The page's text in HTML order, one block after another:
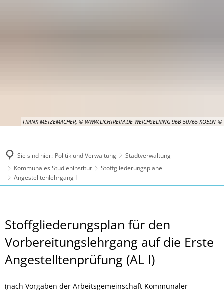
FRANK METZEMACHER, © WWW.LICHTREIM.DE WEICHSELRING 96B 50765 KOELN
Sie sind hier: Politik und Verwaltung
Stadtverwaltung
Kommunales Studieninstitut
Stoffgliederungspläne
Angestelltenlehrgang I
Angestelltenlehrgang
Stoffgliederungsplan für den
Vorbereitungslehrgang auf die Erste
Angestelltenprüfung (AL I)
(nach Vorgaben der Arbeitsgemeinschaft Kommunaler